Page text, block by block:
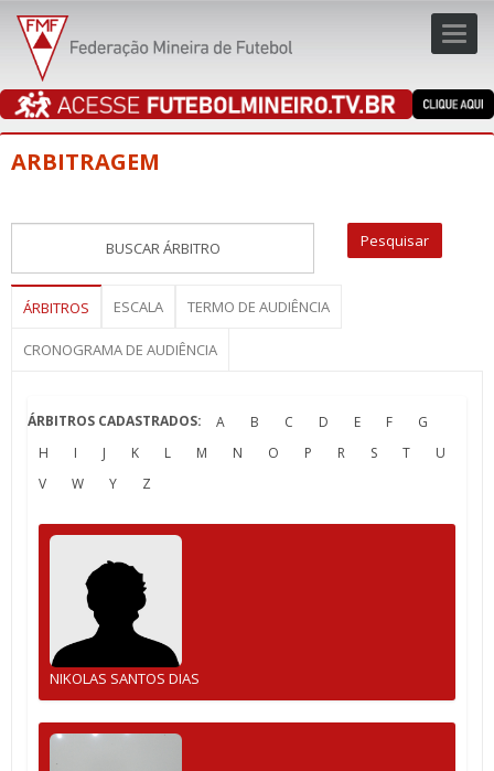
ARBITRAGEM
ÁRBITROS ESCALA TERMO DE AUDIÊNCIA
CRONOGRAMA DE AUDIÊNCIA
ÁRBITROS CADASTRADOS: A B C D E F
G
H
I J K L M N O P R S T
U
V
W Y Z
NIKOLAS SANTOS DIAS